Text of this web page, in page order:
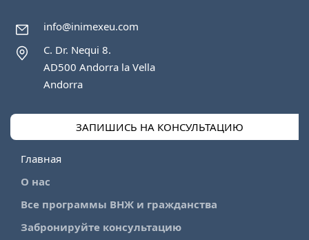
info@inimexeu.com
C. Dr. Nequi 8.
AD500 Andorra la Vella
Andorra
ЗАПИШИСЬ НА КОНСУЛЬТАЦИЮ
Главная
О нас
Все программы ВНЖ и гражданства
Забронируйте консультацию